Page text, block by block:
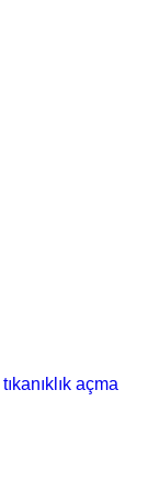
tıkanıklık açma